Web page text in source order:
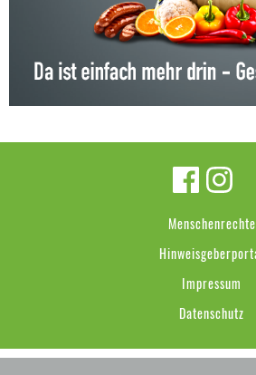
Menschenrechte
Impressum
Datenschutz